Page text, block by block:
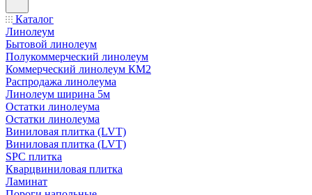
Каталог
Линолеум
Бытовой линолеум
Полукоммерческий линолеум
Коммерческий линолеум КМ2
Распродажа линолеума
Линолеум ширина 5м
Остатки линолеума
Остатки линолеума
Виниловая плитка (LVT)
Виниловая плитка (LVT)
SPC плитка
Кварцвиниловая плитка
Ламинат